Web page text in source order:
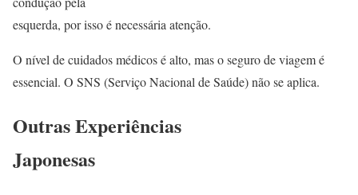
esquerda, por isso é necessária atenção.
O nível de cuidados médicos é alto, mas o seguro de viagem é
essencial. O SNS (Serviço Nacional de Saúde) não se aplica.
Outras Experiências
Japonesas